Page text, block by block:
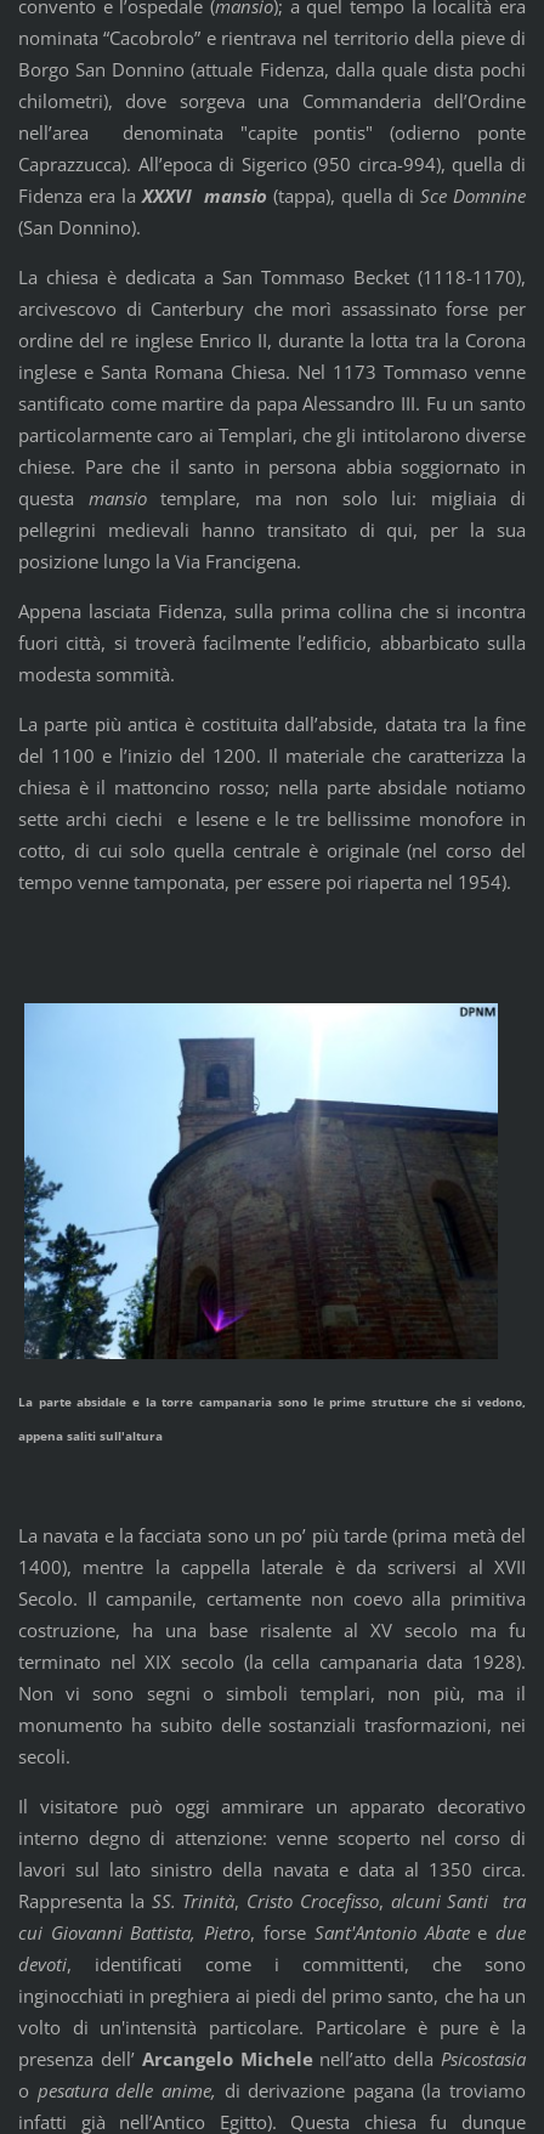
convento e l’ospedale (mansio); a quel tempo la località era
nominata “Cacobrolo” e rientrava nel territorio della pieve di
Borgo San Donnino (attuale Fidenza, dalla quale dista pochi
chilometri), dove sorgeva una Commanderia dell’Ordine
nell’area denominata "capite pontis" (odierno ponte
Caprazzucca). All’epoca di Sigerico (950 circa-994), quella di
Fidenza era laXXXVI mansio (tappa), quella diSce Domnine
(San Donnino).
La chiesa è dedicata a San Tommaso Becket (1118-1170),
arcivescovo di Canterbury che morì assassinato forse per
ordine del re inglese Enrico II, durante la lotta tra la Corona
inglese e Santa Romana Chiesa. Nel 1173 Tommaso venne
santificato come martire da papa Alessandro III. Fu un santo
particolarmente caro ai Templari, che gli intitolarono diverse
chiese. Pare che il santo in persona abbia soggiornato in
questa mansiotemplare, ma non solo lui: migliaia di
pellegrini medievali hanno transitato di qui, per la sua
posizione lungo la Via Francigena.
Appena lasciata Fidenza, sulla prima collina che si incontra
fuori città, si troverà facilmente l’edificio, abbarbicato sulla
modesta sommità.
La parte più antica è costituita dall’abside, datata tra la fine
del 1100 e l’inizio del 1200. Il materiale che caratterizza la
chiesa è il mattoncino rosso; nella parte absidale notiamo
sette archi ciechi e lesene e le tre bellissime monofore in
cotto, di cui solo quella centrale è originale (nel corso del
tempo venne tamponata, per essere poi riaperta nel 1954).
La parte absidale e la torre campanaria sono le prime strutture che si vedono,
appena saliti sull'altura
La navata e la facciata sono un po’ più tarde (prima metà del
1400), mentre la cappella laterale è da scriversi al XVII
Secolo. Il campanile, certamente non coevo alla primitiva
costruzione, ha una base risalente al XV secolo ma fu
terminato nel XIX secolo (la cella campanaria data 1928).
Non vi sono segni o simboli templari, non più, ma il
monumento ha subito delle sostanziali trasformazioni, nei
secoli.
Il visitatore può oggi ammirare un apparato decorativo
interno degno di attenzione: venne scoperto nel corso di
lavori sul lato sinistro della navata e data al 1350 circa.
Rappresenta la SS. Trinità, Cristo Crocefisso, alcuni Santi tra
cui Giovanni Battista, Pietro, forse Sant'Antonio Abateedue
devoti, identificati come i committenti, che sono
inginocchiati in preghiera ai piedi del primo santo, che ha un
volto di un'intensità particolare. Particolare è pure è la
presenza dell’ Arcangelo Michelenell’atto della Psicostasia
o pesatura delle anime, di derivazione pagana (la troviamo
infatti già nell’Antico Egitto). Questa chiesa fu dunque